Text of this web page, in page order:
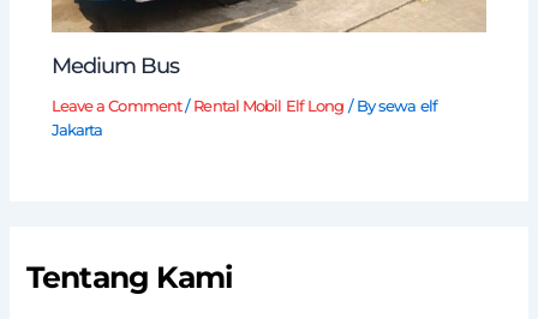
Medium Bus
Leave a Comment / Rental Mobil Elf Long / Bysewa elf
Jakarta
Tentang Kami